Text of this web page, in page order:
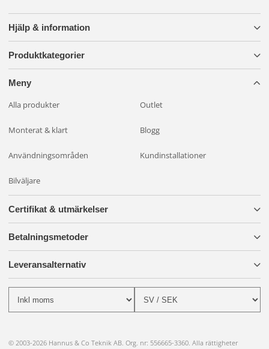
Hjälp & information
Produktkategorier
Meny
Alla produkter Outlet
Monterat & klart Blogg
Användningsområden Kundinstallationer
Bilväljare
Certifikat & utmärkelser
Betalningsmetoder
Leveransalternativ
© 2003-2026 Hannus & Co Teknik AB. Org. nr: 556665-3360. Alla rättigheter